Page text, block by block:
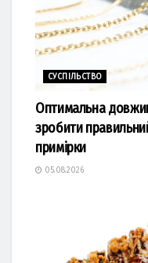
СУСПІЛЬСТВО
Оптимальна
зробити
примірки
05.08.2026